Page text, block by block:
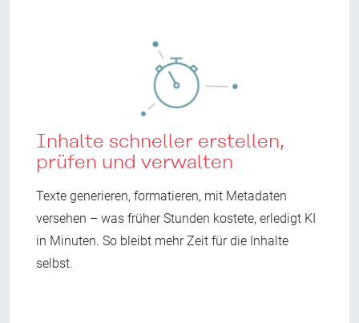
Inhalte schneller erstellen,
prüfen und verwalten
Texte generieren, formatieren, mit Metadaten
versehen – was früher Stunden kostete, erledigt KI
in Minuten. So bleibt mehr Zeit für die Inhalte
selbst.